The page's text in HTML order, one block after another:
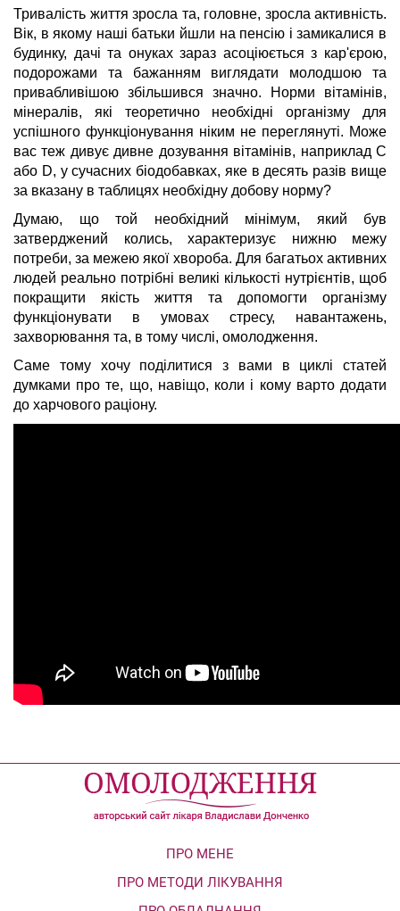
Тривалість життя зросла та, головне, зросла активність.
Вік, в якому наші батьки йшли на пенсію і замикалися в
будинку, дачі та онуках зараз асоціюється з кар'єрою,
подорожами та бажанням виглядати молодшою та
привабливішою збільшився значно. Норми вітамінів,
мінералів, які теоретично необхідні організму для
успішного функціонування ніким не переглянуті. Може
вас теж дивує дивне дозування вітамінів, наприклад С
або D, у сучасних біодобавках, яке в десять разів вище
за вказану в таблицях необхідну добову норму?
Думаю, що той необхідний мінімум, який був
затверджений колись, характеризує нижню межу
потреби, за межею якої хвороба. Для багатьох активних
людей реально потрібні великі кількості нутрієнтів, щоб
покращити якість життя та допомогти організму
функціонувати в умовах стресу, навантажень,
захворювання та, в тому числі, омолодження.
Саме тому хочу поділитися з вами в циклі статей
думками про те, що, навіщо, коли і кому варто додати
до харчового раціону.
ПРО МЕНЕ
ПРО МЕТОДИ ЛІКУВАННЯ